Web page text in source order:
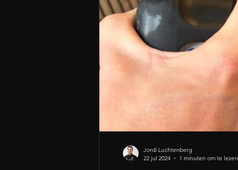
Jordi Luchtenberg
22 jul 2024
1 minuten om te lezen